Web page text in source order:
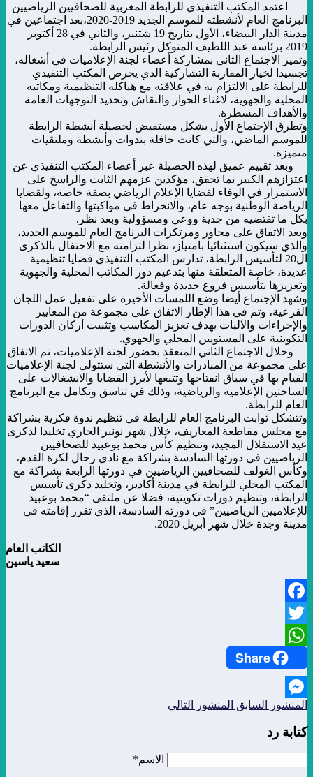
اعتمد المكتب التنفيذي للرابطة المغربية للصحافيين الرياضيين
البرنامج العام لأنشطته للموسم الجديد 2019-2020،بعد اجتماعين في
مدينة الدار البيضاء، الأول بتاريخ 19 شتنبر، والثاني في 28 أكتوبر
2019 برئاسة عبد اللطيف المتوكل رئيس الرابطة.
وتميز الاجتماع الثاني بمشاركة أعضاء لجنة الإعلاميات في أشغاله،
تجسيدا لخيار المقاربة التشاركية الذي يحرص المكتب التنفيذي
للرابطة على الالتزام به في علاقته مع هياكله التنظيمية ومكاتبه
المحلية والجهوية، لاغناء الحوار والنقاش وتحديد التوجهات العامة
والأهداف المسطرة.
وتطرق الإجتماع الأول بشكل مستفيض لحصيلة أنشطة الرابطة
للموسم الماضي، والتي كانت حافلة بندوات وأنشطة وملتقيات
متميزة.
وبعد تقييم عميق لهذه الحصيلة عبر أعضاء المكتب التنفيذي عن
اعتزازهم الكبير بما تحقق، مؤكدين عزمهم الثابت والراسخ على
الاستمرار في الوفاء لقضايا الإعلام الرياضي بصفة خاصة، ولقضايا
الرياضة الوطنية بوجه عام، والانخراط في مواكبتها والتفاعل معها
بكل ما تقتضيه من جدية ووعي ومسؤولية وبعد نظر.
وبعد الاتفاق على محاور ومرتكزات البرنامج العام للموسم الجديد،
والذي سيكون استثنائيا بامتياز، نظرا لتزامنه مع الاحتفال بالذكرى
ال20 لتأسيس الرابطة، تدارس المكتب التنفيذي قضايا تنظيمية
عديدة، خاصة المتعلقة منها بتدعيم دور المكاتب المحلية والجهوية
وتعزيزها بتأسيس فروع جديدة وفعالة.
وشهد الإجتماع أيضا وضع اللمسات الأخيرة على تفعيل عمل اللجان
الفرعية، وتم في هذا الإطار الاتفاق على مجموعة من المعايير
والإجراءات والآليات بهدف تعزيز المكاسب وتثبيت أركان الدورات
التكوينية على المستويين المحلي والجهوي.
وخلال الاجتماع الثاني المنعقد بحضور لجنة الإعلاميات، تم الاتفاق
على مجموعة من المبادرات والأنشطة التي ستتولى لجنة الإعلاميات
القيام بها في سياق انفتاحها وتتبعها لأبرز القضايا والانشغالات على
الساحتين الإعلامية والرياضية، وذلك في تناسق وتكامل مع البرنامج
العام للرابطة.
وتتشكل ثوابت البرنامج العام للرابطة في تنظيم ندوة فكرية بشراكة
مع مجلس مقاطعة المعاريف، خلال شهر نونبر الجاري تخليدا لذكرى
عيد الاستقلال المجيد، وتنظيم كأس محمد بوعبيد للصحافيين
الرياضيين في دورتها السادسة بشراكة مع نادي رحال لكرة القدم،
وكأس الغولف للصحافيين الرياضيين في دورتها الرابعة بشراكة مع
المكتب المحلي للرابطة في مدينة أكادير، وتخليد ذكرى تأسيس
الرابطة، وتنظيم دورات تكوينية، فضلا عن ملتقى “محمد بوعبيد
للإعلاميين الرياضيين” في دورته السادسة، الذي تقرر إقامته في
مدينة وجدة خلال شهر أبريل 2020.
الكاتب العام
سعيد ياسين
Facebook
Twitter
WhatsApp
Share
Messenger
المنشور السابق المنشور التالي
كتابة رد
الاسم*